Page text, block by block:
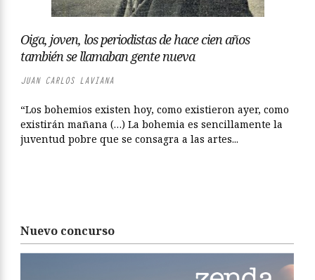
Oiga, joven, los periodistas de hace cien años
también se llamaban gente nueva
JUAN CARLOS LAVIANA
“Los bohemios existen hoy, como existieron ayer, como
existirán mañana (…) La bohemia es sencillamente la
juventud pobre que se consagra a las artes...
Nuevo concurso